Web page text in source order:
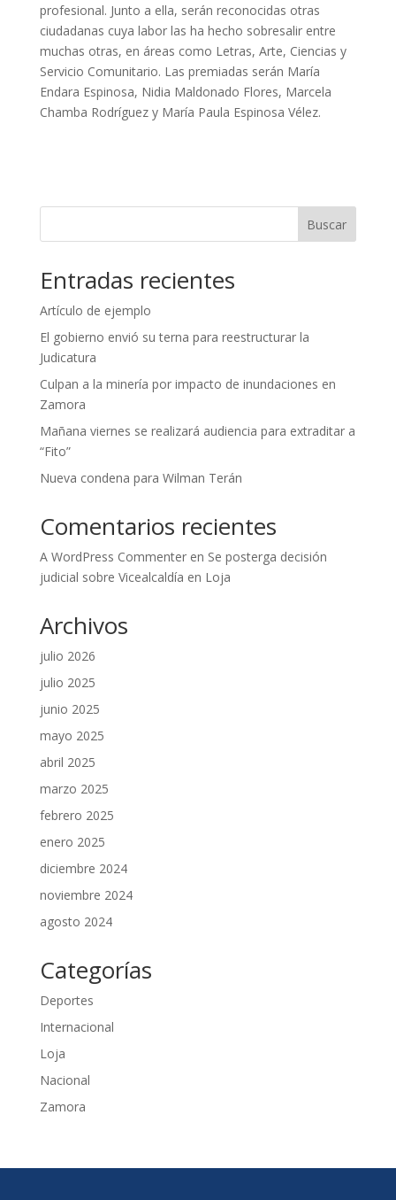
profesional. Junto a ella, serán reconocidas otras
ciudadanas cuya labor las ha hecho sobresalir entre
muchas otras, en áreas como Letras, Arte, Ciencias y
Servicio Comunitario. Las premiadas serán María
Endara Espinosa, Nidia Maldonado Flores, Marcela
Chamba Rodríguez y María Paula Espinosa Vélez.
Buscar
Entradas recientes
Artículo de ejemplo
El gobierno envió su terna para reestructurar la
Judicatura
Culpan a la minería por impacto de inundaciones en
Zamora
Mañana viernes se realizará audiencia para extraditar a
“Fito”
Nueva condena para Wilman Terán
Comentarios recientes
A WordPress Commenteren Se posterga decisión
judicial sobre Vicealcaldía en Loja
Archivos
julio 2026
julio 2025
junio 2025
mayo 2025
abril 2025
marzo 2025
febrero 2025
enero 2025
diciembre 2024
noviembre 2024
agosto 2024
Categorías
Deportes
Internacional
Loja
Nacional
Zamora